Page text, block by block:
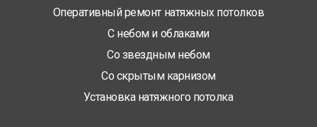
Оперативный ремонт натяжных потолков
С небом и облаками
Со звездным небом
Со скрытым карнизом
Установка натяжного потолка